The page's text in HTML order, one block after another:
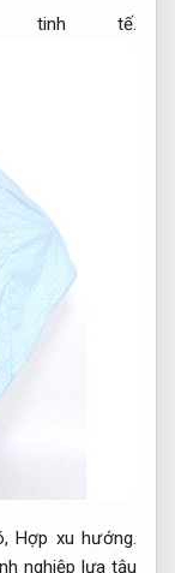
tinh tế.
Hợp xu hướng.
nghiệp lựa tậu